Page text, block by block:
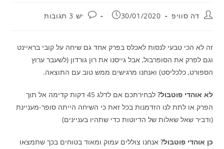
מחבר:דה סוויפ פורסם:
30/01/2020 תגובות:
יש 3 תגובות
זה לא הכי טבעי לנסות לאכלס בפרק אחד גם שיחה על קובי בראיינט
וגם לפרק את הסופרבול, אבל גייסנו את רון גורדון (לשעבר ערוץ
הספורט, כלכליסט) ואנחנו מרגישים ממש טוב עם התוצאה.
לא אוהדי פוטבול?
לבחירתכם אם לדלג 45 דקות קדימה אל תוך
הפרק או לתת לנו הזדמנות בכל זאת כי השיחה הייתה סופר-מעניינת
(ודביר שאל שאלות של הדיוטות כדי שתהיו בעניינים)
כן אוהדי פוטבול?אנחנו צוללים עמוק ומאוד בטוחים בכך שתמצאו